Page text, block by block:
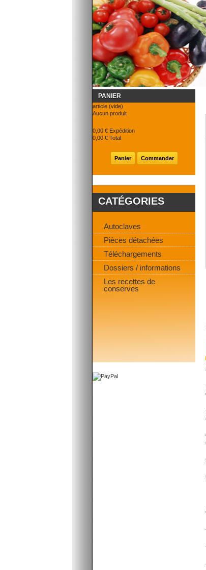
PANIER
article (vide)
Aucun produit
0,00 € Expédition
0,00 € Total
Panier Commander
CATÉGORIES
Autoclaves
Pièces détachées
Téléchargements
Dossiers / informations
Les recettes de
conserves